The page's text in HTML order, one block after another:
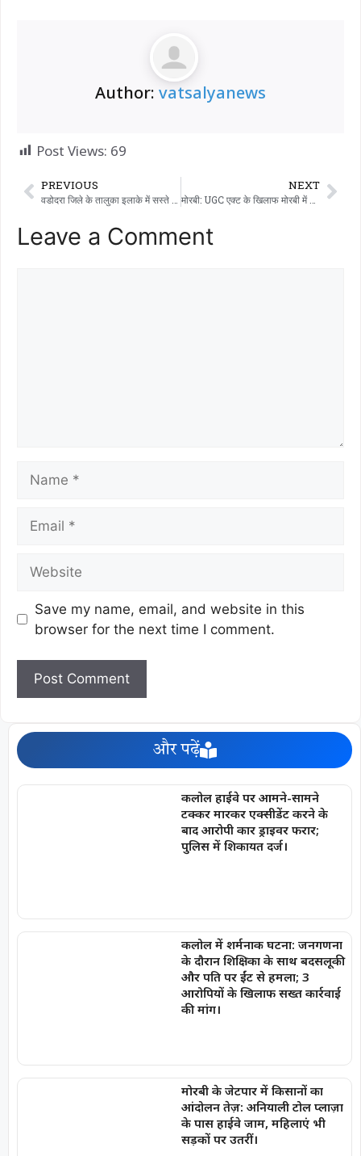
Author: vatsalyanews
Post Views: 69
PREVIOUS NEXT
Leave a Comment
Save my name, email, and website in this
browser for the next time I comment.
और पढ़ें
कलोल हाईवे पर आमने-सामने
टक्कर मारकर एक्सीडेंट करने के
बाद आरोपी कार ड्राइवर फरार;
पुलिस में शिकायत दर्ज।
कलोल में शर्मनाक घटना: जनगणना
के दौरान शिक्षिका के साथ बदसलूकी
और पति पर ईंट से हमला; 3
आरोपियों के खिलाफ सख्त कार्रवाई
की मांग।
मोरबी के जेटपार में किसानों का
आंदोलन तेज़: अनियाली टोल प्लाज़ा
के पास हाईवे जाम, महिलाएं भी
सड़कों पर उतरीं।